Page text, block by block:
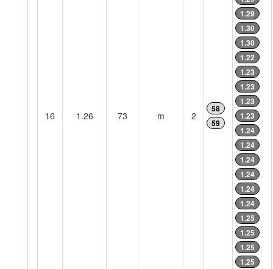
16 1.26 73 m 2
58
59
1.29
1.30
1.30
1.22
1.23
1.23
1.23
1.23
1.24
1.24
1.24
1.24
1.24
1.24
1.25
1.25
1.25
1.25